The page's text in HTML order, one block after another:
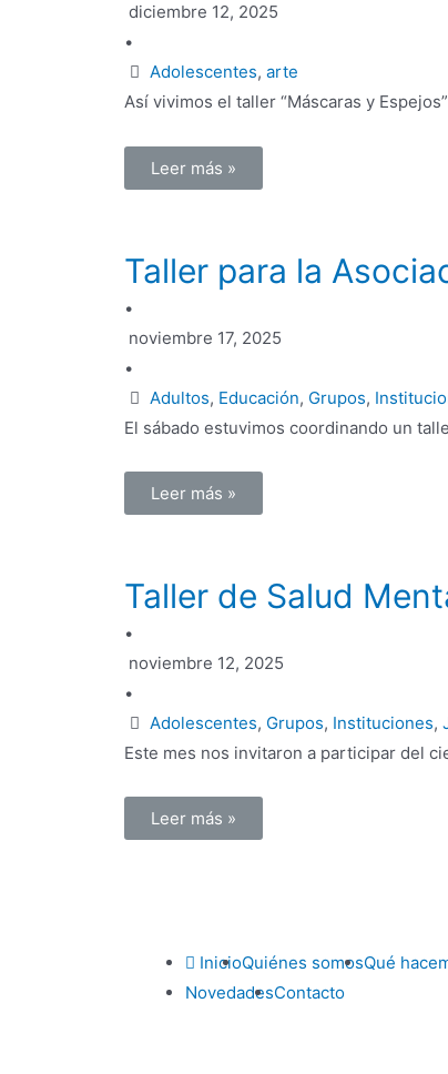
diciembre 12, 2025
•
Adolescentes, arte
Así vivimos el taller “Máscaras y
Leer más »
Taller para la
•
noviembre 17, 2025
•
Adultos, Educación, Grupos,
El sábado estuvimos coordinando un
Leer más »
Taller de Salud
•
noviembre 12, 2025
•
Adolescentes, Grupos, Instituciones,
Este mes nos invitaron a participar del
Leer más »
InicioQuiénes somosQué
NovedadesContacto